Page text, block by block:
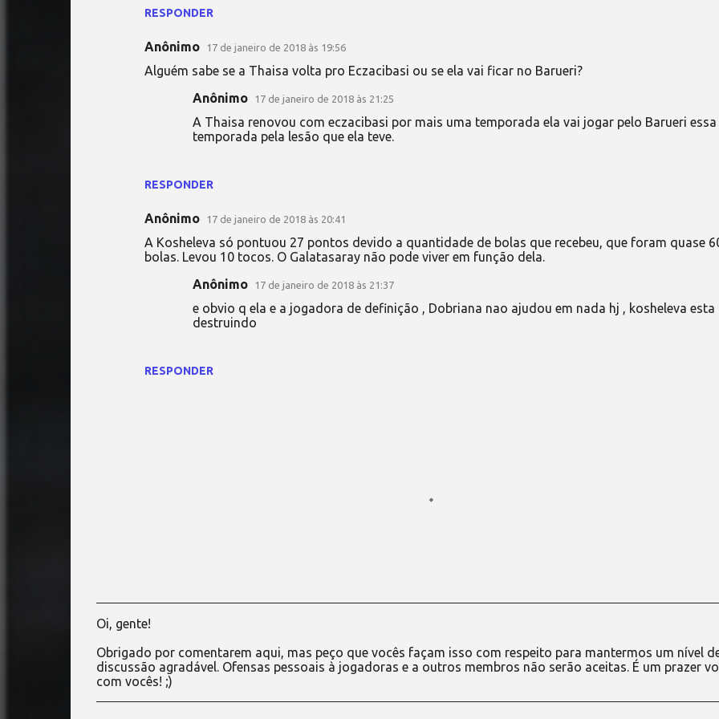
RESPONDER
Anônimo 17 de janeiro de 2018 às 19:56
Alguém sabe se a Thaisa volta pro Eczacibasi ou se ela vai ficar no Barueri?
RESPONDER
Anônimo 17 de janeiro de 2018 às 21:25
A Thaisa renovou com eczacibasi por mais uma temporada ela vai jogar pelo Barueri essa
temporada pela lesão que ela teve.
Anônimo 17 de janeiro de 2018 às 20:41
A Kosheleva só pontuou 27 pontos devido a quantidade de bolas que recebeu, que foram quase
bolas. Levou 10 tocos. O Galatasaray não pode viver em função dela.
RESPONDER
Anônimo 17 de janeiro de 2018 às 21:37
e obvio q ela e a jogadora de definição , Dobriana nao ajudou em nada hj , kosheleva esta
destruindo
P
s
t
a
r
Oi, gente!
Obrigado por comentarem aqui, mas peço que vocês façam isso com respeito para mantermos um nível
discussão agradável. Ofensas pessoais à jogadoras e a outros membros não serão aceitas. É um prazer
com vocês! ;)